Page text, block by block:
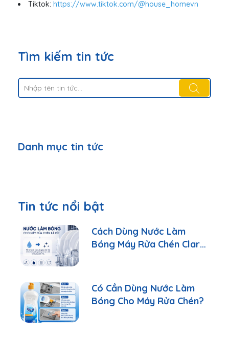
Tiktok: https://www.tiktok.com/@house_homevn
Tìm kiếm tin tức
Danh mục tin tức
Tin tức nổi bật
Cách Dùng Nước Làm
Bóng Máy Rửa Chén Clara
Có Cần Dùng Nước Làm
Bóng Cho Máy Rửa Chén?